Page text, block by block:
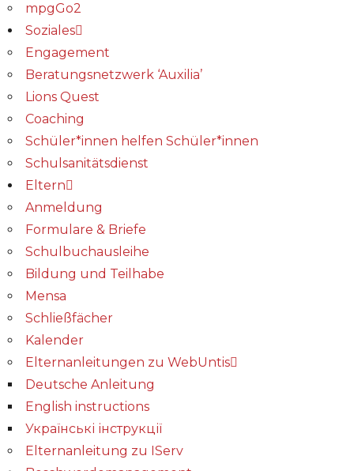
mpgGo2
Soziales
Engagement
Beratungsnetzwerk ‘Auxilia’
Lions Quest
Coaching
Schüler*innen helfen Schüler*innen
Schulsanitätsdienst
Eltern
Anmeldung
Formulare & Briefe
Schulbuchausleihe
Bildung und Teilhabe
Mensa
Schließfächer
Kalender
Elternanleitungen zu WebUntis
Deutsche Anleitung
English instructions
Українські інструкції
Elternanleitung zu IServ